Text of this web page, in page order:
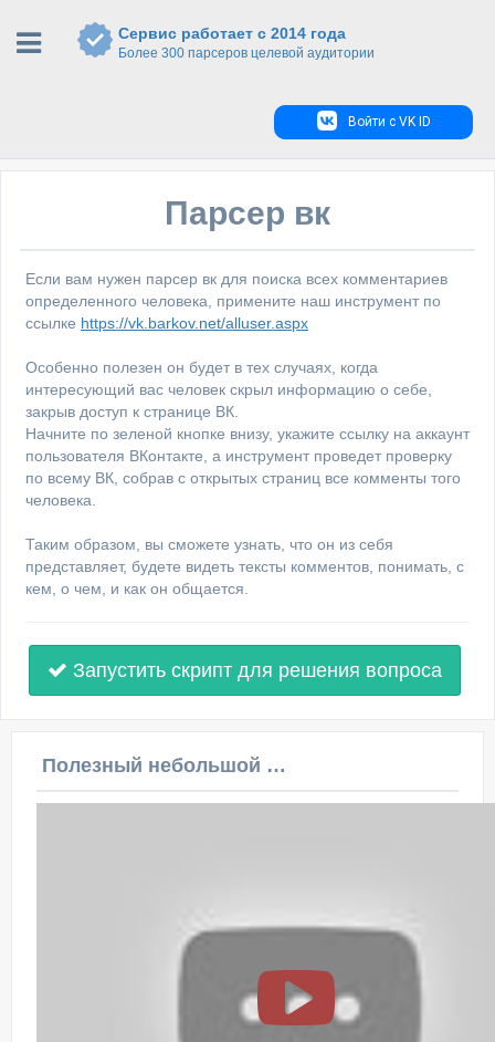
Сервис работает с 2014 года
Более 300 парсеров целевой аудитории
Войти с VK ID
Парсер вк
Если вам нужен парсер вк для поиска всех комментариев
определенного человека, примените наш инструмент по
ссылке https://vk.barkov.net/alluser.aspx
Особенно полезен он будет в тех случаях, когда
интересующий вас человек скрыл информацию о себе,
закрыв доступ к странице ВК.
Начните по зеленой кнопке внизу, укажите ссылку на аккаунт
пользователя ВКонтакте, а инструмент проведет проверку
по всему ВК, собрав с открытых страниц все комменты того
человека.
Таким образом, вы сможете узнать, что он из себя
представляет, будете видеть тексты комментов, понимать, с
кем, о чем, и как он общается.
Запустить скрипт для решения вопроса
Полезный небольшой видеоурок по этой теме